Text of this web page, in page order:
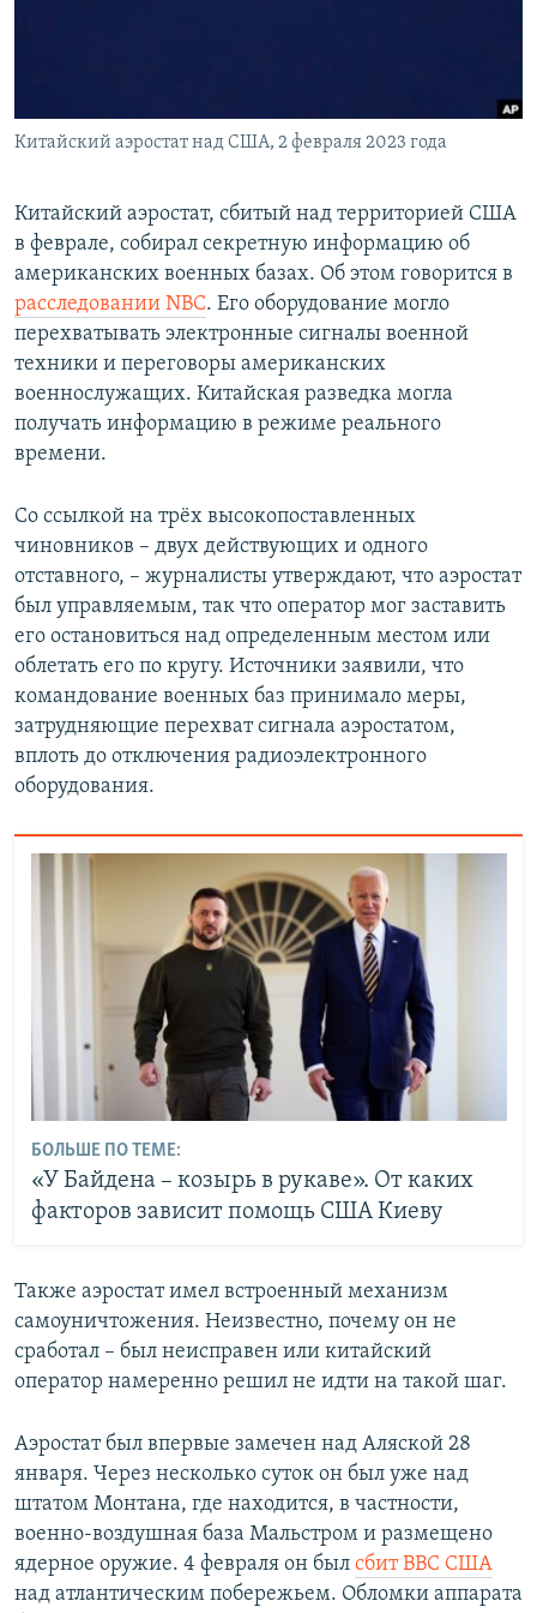
УКРАИНСКАЯ ПРОБЛЕМА КРЫМА
Китайский аэростат над США, 2 февраля 2023 года
Китайский аэростат, сбитый над территорией США
в феврале, собирал секретную информацию об
американских военных базах. Об этом говорится в
расследовании NBC. Его оборудование могло
перехватывать электронные сигналы военной
техники и переговоры американских
военнослужащих. Китайская разведка могла
получать информацию в режиме реального
времени.
Со ссылкой на трёх высокопоставленных
чиновников – двух действующих и одного
отставного, – журналисты утверждают, что аэростат
был управляемым, так что оператор мог заставить
его остановиться над определенным местом или
облетать его по кругу. Источники заявили, что
командование военных баз принимало меры,
затрудняющие перехват сигнала аэростатом,
вплоть до отключения радиоэлектронного
оборудования.
БОЛЬШЕ ПО ТЕМЕ:
«У Байдена – козырь в рукаве». От каких
факторов зависит помощь США Киеву
Также аэростат имел встроенный механизм
самоуничтожения. Неизвестно, почему он не
сработал – был неисправен или китайский
оператор намеренно решил не идти на такой шаг.
Аэростат был впервые замечен над Аляской 28
января. Через несколько суток он был уже над
штатом Монтана, где находится, в частности,
военно-воздушная база Мальстром и размещено
ядерное оружие. 4 февраля он был сбит ВВС США
над атлантическим побережьем. Обломки аппарата